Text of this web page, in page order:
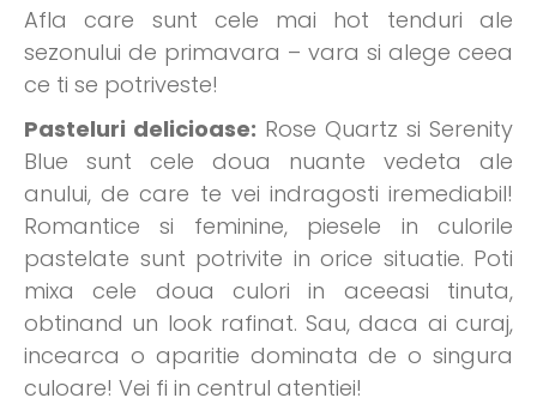
Afla care sunt cele mai hot tenduri ale
sezonului de primavara – vara si alege ceea
ce ti se potriveste!
Pasteluri delicioase: Rose Quartz si Serenity
Blue sunt cele doua nuante vedeta ale
anului, de care te vei indragosti iremediabil!
Romantice si feminine, piesele in culorile
pastelate sunt potrivite in orice situatie. Poti
mixa cele doua culori in aceeasi tinuta,
obtinand un look rafinat. Sau, daca ai curaj,
incearca o aparitie dominata de o singura
culoare! Vei fi in centrul atentiei!